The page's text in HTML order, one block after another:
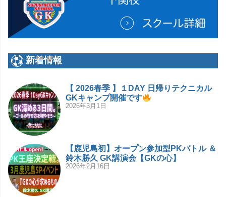
新着情報
【 2026春季 】１DAY 日帰りテクニカル
GKキャンプ開催です
2026年3月1日
【鹿児島初】オープン参加型PKバトル ＆
鈴木勝久 GK講演会【GKの心】
2026年2月16日